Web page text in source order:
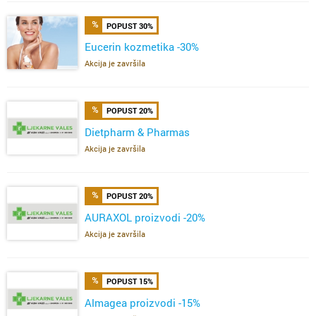
POPUST 30%
Eucerin kozmetika -30%
Akcija je završila
POPUST 20%
Dietpharm & Pharmas
Akcija je završila
POPUST 20%
AURAXOL proizvodi -20%
Akcija je završila
POPUST 15%
Almagea proizvodi -15%